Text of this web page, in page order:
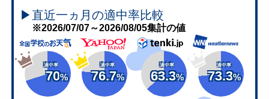
▶直近一ヵ月の適中率比較
※2026/07/07～2026/08/05集計の値
適中率
70%
適中率
76.7%
適中率
63.3%
適中率
73.3%